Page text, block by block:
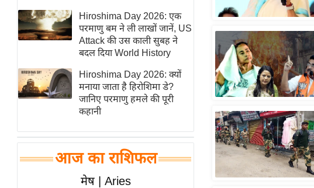
ई-पेपर
मिसाल बेमिसाल
शख्सियत
यंग इंडिया
साहित्य जगत
ऑटो वर्ल्ड
मनोरंजन जगत
बॉलीवुड
हॉलीवुड
Hiroshima Day 2026: एक
परमाणु बम ने ली लाखों जानें, US
Attack की उस काली सुबह ने
बदल दिया World History
Hiroshima Day 2026: क्यों
मनाया जाता है हिरोशिमा डे?
जानिए परमाणु हमले की पूरी
कहानी
आज का राशिफल
मेष | Aries